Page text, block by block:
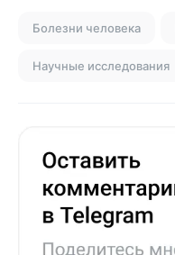
Болезни человека
Научные исследования